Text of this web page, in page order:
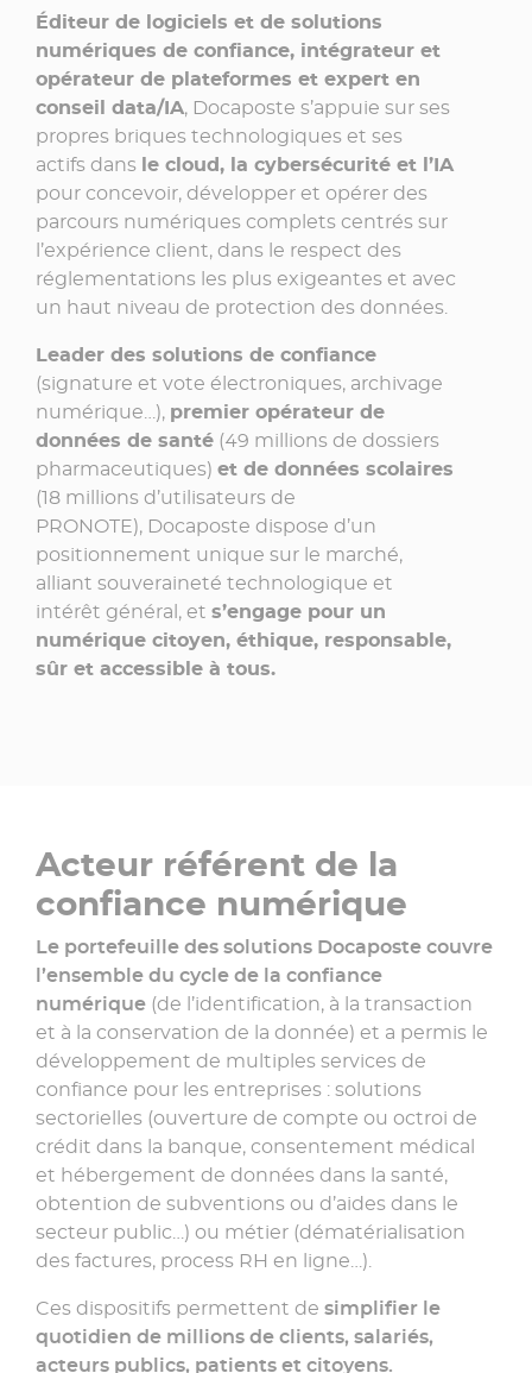
Éditeur de logiciels et de solutions
numériques de confiance, intégrateur et
opérateur de plateformes et expert en
conseil data/IA, Docaposte s’appuie sur ses
propres briques technologiques et ses
actifs dans le cloud, la cybersécurité et l’IA
pour concevoir, développer et opérer des
parcours numériques complets centrés sur
l’expérience client, dans le respect des
réglementations les plus exigeantes et avec
un haut niveau de protection des données.
Leader des solutions de confiance
(signature et vote électroniques, archivage
numérique…), premier opérateur de
données de santé (49 millions de dossiers
pharmaceutiques) et de données scolaires
(18 millions d’utilisateurs de
PRONOTE), Docaposte dispose d’un
positionnement unique sur le marché,
alliant souveraineté technologique et
intérêt général, et s’engage pour un
numérique citoyen, éthique, responsable,
sûr et accessible à tous.
Acteur référent de la
confiance numérique
Le portefeuille des solutions Docaposte couvre
l’ensemble du cycle de la confiance
numérique (de l’identification, à la transaction
et à la conservation de la donnée) et a permis le
développement de multiples services de
confiance pour les entreprises : solutions
sectorielles (ouverture de compte ou octroi de
crédit dans la banque, consentement médical
et hébergement de données dans la santé,
obtention de subventions ou d’aides dans le
secteur public…) ou métier (dématérialisation
des factures, process RH en ligne…).
Ces dispositifs permettent de simplifier le
quotidien de millions de clients, salariés,
acteurs publics, patients et citoyens.